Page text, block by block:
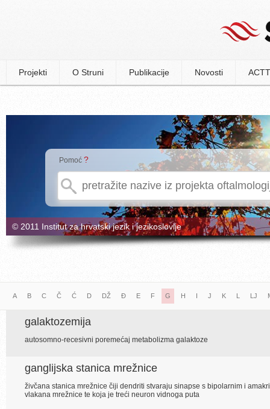
Projekti O Struni Publikacije Novosti
Pomoć ?
© 2011 Institut za hrvatski jezik i jezikoslovlje
A B C Č Ć D DŽ Đ E F G H I J K L LJ
galaktozemija
autosomno-recesivni poremećaj metabolizma galaktoze
ganglijska stanica mrežnice
živčana stanica mrežnice čiji dendriti stvaraju sinapse s bipolarnim i
vlakana mrežnice te koja je treći neuron vidnoga puta